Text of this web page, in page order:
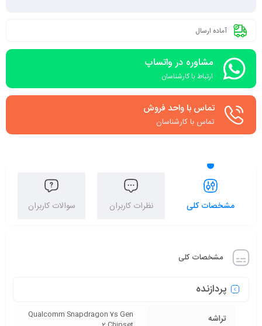
آماده ارسال
مشاوره در واتساپ
ارتباط با کارشناسان
تماس با واحد فروش
تماس با کارشناسان
مشخصات کلی نظرات کاربران سوالات کاربران
مشخصات کلی
پردازنده
تراشه
Qualcomm Snapdragon 7s Gen